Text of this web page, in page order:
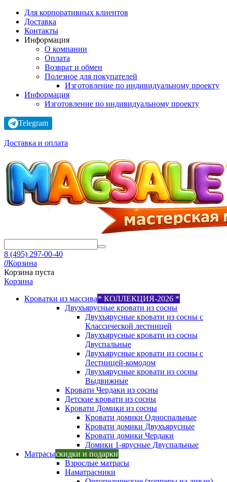
Для корпоративных клиентов
Доставка
Контакты
Информация
О компании
Оплата
Возврат и обмен
Полезное для покупателей
Изготовление по индивидуальному проекту
Информация
Изготовление по индивидуальному проекту
Telegram
Доставка и оплата
8 (495) 297-00-40
0Корзина
Корзина пуста
Корзина
Кроватки из массива* КОЛЛЕКЦИЯ-2026 *
Двухъярусные кровати из сосны
Двухъярусные кровати из сосны с
Классической лестницей
Двухъярусные кровати из сосны
Двуспальные
Двухъярусные кровати из сосны с
Лестницей-комодом
Двухъярусные кровати из сосны
Выдвижные
Кровати Чердаки из сосны
Детские кровати из сосны
Кровати Домики из сосны
Кровати домики Односпальные
Кровати домики Двухъярусные
Кровати домики Чердаки
Домики 1-ярусные Двуспальные
Матрасыскидки и подарки
Взрослые матрасы
Наматрасники